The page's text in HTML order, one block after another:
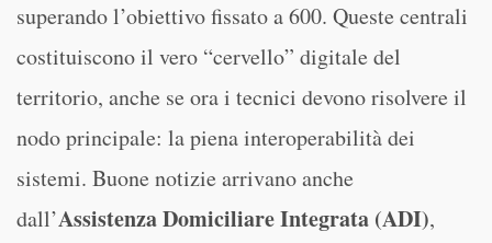
superando l’obiettivo fissato a 600. Queste centrali
costituiscono il vero “cervello” digitale del
territorio, anche se ora i tecnici devono risolvere il
nodo principale: la piena interoperabilità dei
sistemi. Buone notizie arrivano anche
dall’Assistenza Domiciliare Integrata (ADI),